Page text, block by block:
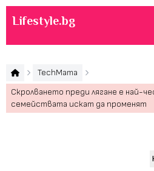
Lifestyle.bg
TechMama
Скролването преди лягане е най-
семействата искат да променят